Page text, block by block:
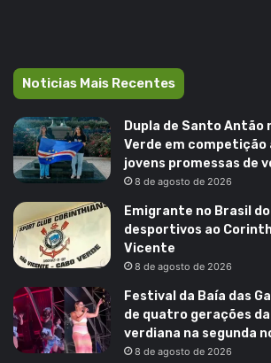
Noticias Mais Recentes
Dupla de Santo
Verde em competição
jovens promessas de
8 de agosto de 2026
Emigrante no Brasil
desportivos ao
Vicente
8 de agosto de 2026
Festival da Baía das
de quatro gerações
verdiana na segunda
8 de agosto de 2026